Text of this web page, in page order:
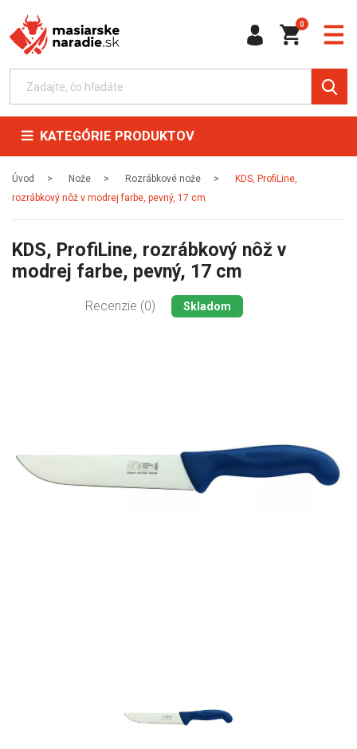
0
KATEGÓRIE PRODUKTOV
Úvod Nože Rozrábkové nože
KDS, ProfiLine,
rozrábkový nôž v modrej farbe, pevný, 17 cm
KDS, ProfiLine, rozrábkový nôž v
modrej farbe, pevný, 17 cm
Recenzie (0) Skladom